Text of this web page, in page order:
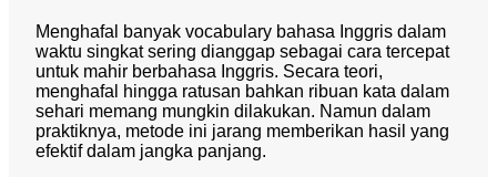
Menghafal banyak vocabulary bahasa Inggris dalam
waktu singkat sering dianggap sebagai cara tercepat
untuk mahir berbahasa Inggris. Secara teori,
menghafal hingga ratusan bahkan ribuan kata dalam
sehari memang mungkin dilakukan. Namun dalam
praktiknya, metode ini jarang memberikan hasil yang
efektif dalam jangka panjang.